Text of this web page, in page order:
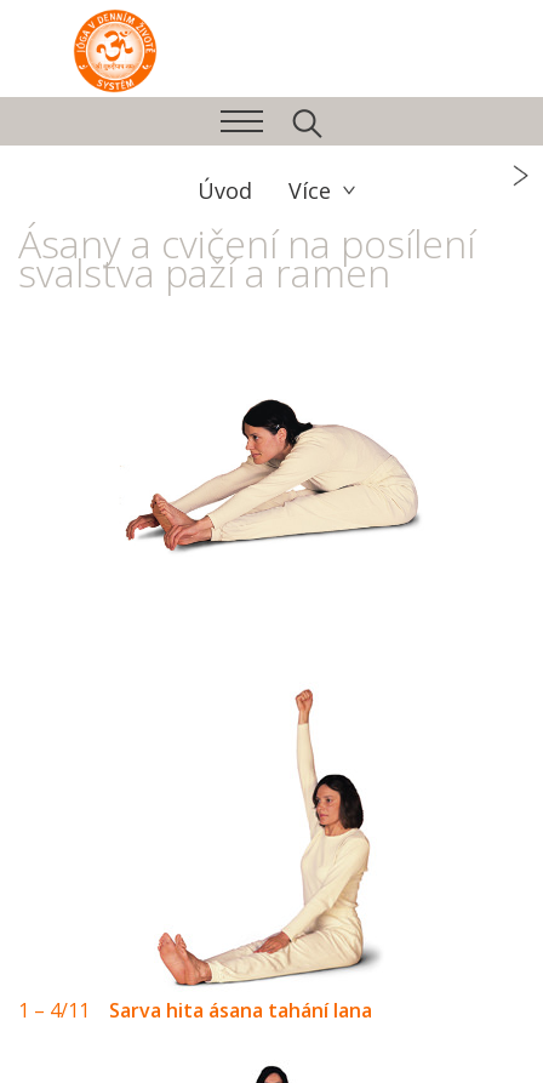
Úvod Více
Ásany a cvičení na posílení
svalstva paží a ramen
1 – 4/11 Sarva hita ásana tahání lana